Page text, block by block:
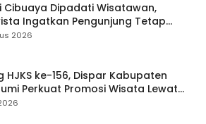
Cibuaya Dipadati Wisatawan,
Ingatkan Pengunjung Tetap
2026
HJKS ke-156, Dispar Kabupaten
Perkuat Promosi Wisata Lewat
Digital